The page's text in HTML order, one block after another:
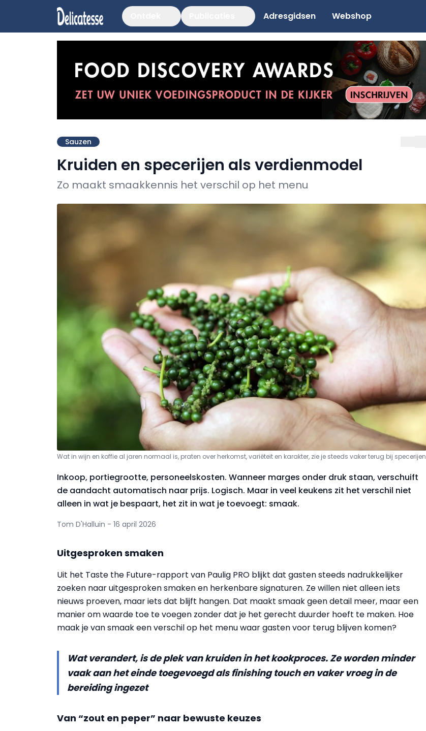
Adresgidsen Webshop
Sauzen
Kruiden en specerijen als verdienmodel
Zo maakt smaakkennis het verschil op het menu
Wat in wijn en koffie al jaren normaal is, praten over herkomst, variëteit en karakter, zie je steeds vaker terug bij specerijen
Inkoop, portiegrootte, personeelskosten. Wanneer marges onder druk staan, verschuift
de aandacht automatisch naar prijs. Logisch. Maar in veel keukens zit het verschil niet
alleen in wat je bespaart, het zit in wat je toevoegt: smaak.
Tom D'Halluin - 16 april 2026
Uitgesproken smaken
Uit het Taste the Future-rapport van Paulig PRO blijkt dat gasten steeds nadrukkelijker
zoeken naar uitgesproken smaken en herkenbare signaturen. Ze willen niet alleen iets
nieuws proeven, maar iets dat blijft hangen. Dat maakt smaak geen detail meer, maar een
manier om waarde toe te voegen zonder dat je het gerecht duurder hoeft te maken. Hoe
maak je van smaak een verschil op het menu waar gasten voor terug blijven komen?
Wat verandert, is de plek van kruiden in het kookproces. Ze worden minder
vaak aan het einde toegevoegd als finishing touch en vaker vroeg in de
bereiding ingezet
Van “zout en peper” naar bewuste keuzes